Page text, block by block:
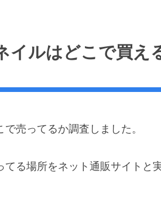
イルはどこで買え
売ってるか調査しました。
てる場所をネット通販サイトと